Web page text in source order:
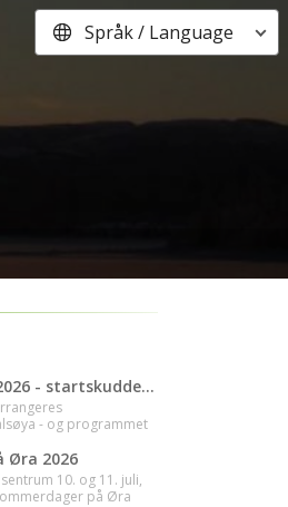
Språk / Language
Retrofestivalen 2026 - startskuddet går i dag!
- og programmet
Øra 2026
10. og 11. juli,
på Øra